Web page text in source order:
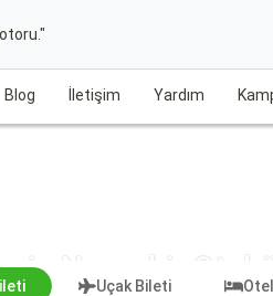
Blog İletişim Yardım
- Nevşehir
Uçak Bileti Otel